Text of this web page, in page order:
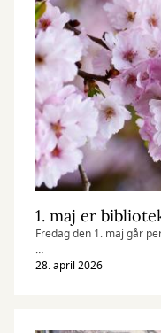
1. maj er
Fredag den 1. maj går
Der er åbent med
28. april 2026